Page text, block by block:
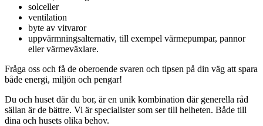
solceller
ventilation
byte av vitvaror
uppvärmningsalternativ, till exempel värmepumpar, pannor
eller värmeväxlare.
Fråga oss och få de oberoende svaren och tipsen på din väg att spara
både energi, miljön och pengar!
Du och huset där du bor, är en unik kombination där generella råd
sällan är de bättre. Vi är specialister som ser till helheten. Både till
dina och husets olika behov.